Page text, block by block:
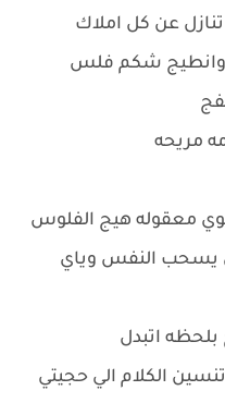
عن كل املاك
وانطيج شكم فلس
مريحه
معقوله هيج الفلوس
يسحب النفس وياي
اتبدل
الكلام الي حجيتي